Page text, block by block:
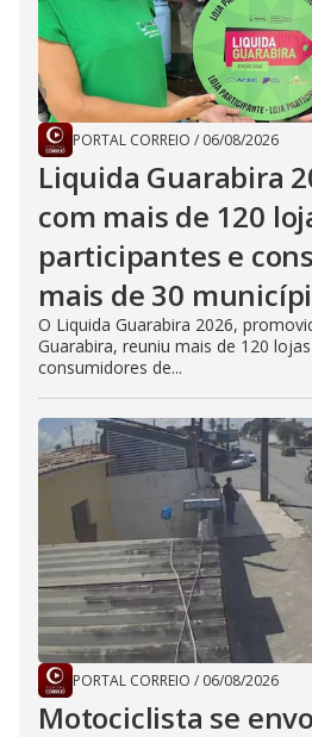
PORTAL CORREIO / 06/08/2026
Liquida Guarabira
com mais de 120
participantes e
mais de 30
O Liquida Guarabira 2026,
Guarabira, reuniu mais de 120
consumidores de...
PORTAL CORREIO / 06/08/2026
Motociclista se